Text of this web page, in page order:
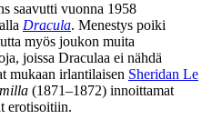
saavutti vuonna 1958
Dracula. Menestys poiki
myös joukon muita
joissa Draculaa ei nähdä
mukaan irlantilaisen Sheridan Le
(1871–1872) innoittamat
erotisoitiin.